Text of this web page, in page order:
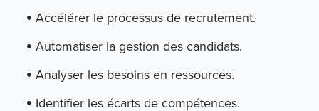
Accélérer le processus de recrutement.
Automatiser la gestion des candidats.
Analyser les besoins en ressources.
Identifier les écarts de compétences.